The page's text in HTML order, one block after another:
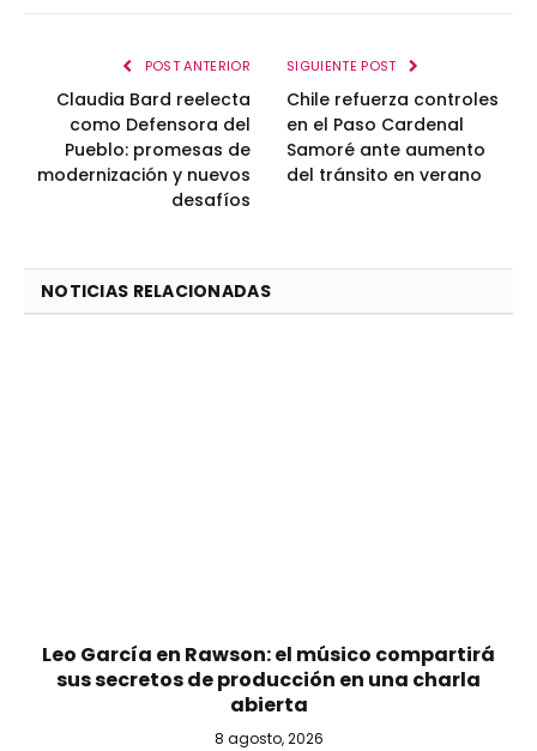
POST ANTERIOR
Claudia Bard reelecta
como Defensora del
Pueblo: promesas de
modernización y nuevos
desafíos
SIGUIENTE POST
Chile refuerza controles
en el Paso Cardenal
Samoré ante aumento
del tránsito en verano
NOTICIAS RELACIONADAS
Leo García en Rawson: el músico compartirá
sus secretos de producción en una charla
abierta
8 agosto, 2026